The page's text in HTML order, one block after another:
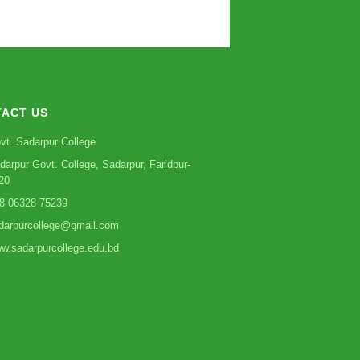
US
Sadarpur College
Govt. College, Sadarpur, Faridpur-
06328 75239